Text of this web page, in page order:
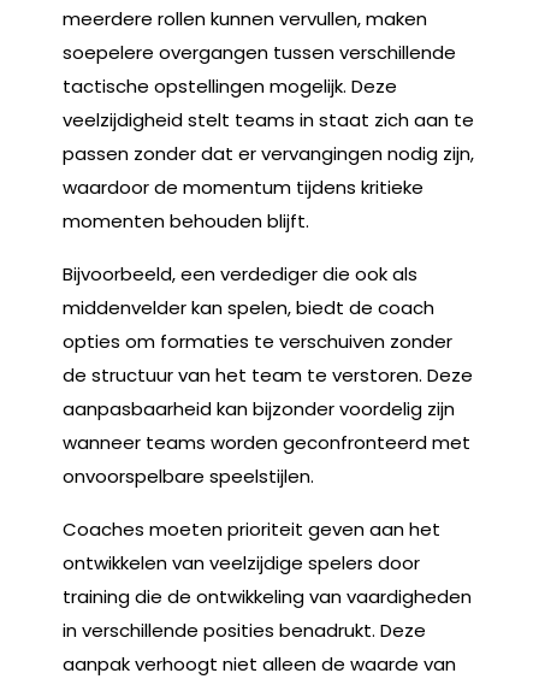
meerdere rollen kunnen vervullen, maken
soepelere overgangen tussen verschillende
tactische opstellingen mogelijk. Deze
veelzijdigheid stelt teams in staat zich aan te
passen zonder dat er vervangingen nodig zijn,
waardoor de momentum tijdens kritieke
momenten behouden blijft.
Bijvoorbeeld, een verdediger die ook als
middenvelder kan spelen, biedt de coach
opties om formaties te verschuiven zonder
de structuur van het team te verstoren. Deze
aanpasbaarheid kan bijzonder voordelig zijn
wanneer teams worden geconfronteerd met
onvoorspelbare speelstijlen.
Coaches moeten prioriteit geven aan het
ontwikkelen van veelzijdige spelers door
training die de ontwikkeling van vaardigheden
in verschillende posities benadrukt. Deze
aanpak verhoogt niet alleen de waarde van